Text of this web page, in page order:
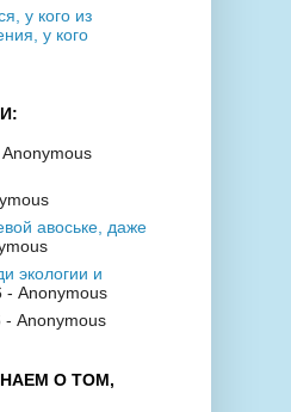
у кого из
у кого
авоське, даже
экологии и
- Anonymous
- Anonymous
О ТОМ,